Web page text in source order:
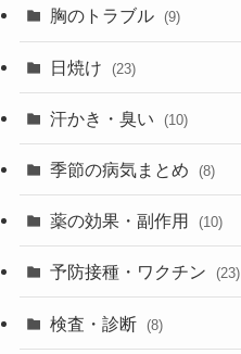
胸のトラブル (9)
日焼け (23)
汗かき・臭い (10)
季節の病気まとめ (8)
薬の効果・副作用 (10)
予防接種・ワクチン (23)
検査・診断 (8)